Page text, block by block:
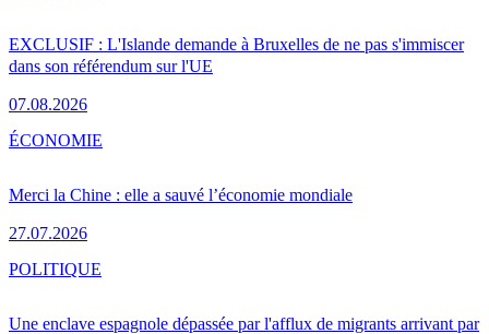
EXCLUSIF : L'Islande demande à Bruxelles de ne pas s'immiscer
dans son référendum sur l'UE
07.08.2026
Merci la Chine : elle a sauvé l’économie mondiale
27.07.2026
ÉCONOMIE
Une enclave espagnole dépassée par l'afflux de migrants arrivant par
POLITIQUE